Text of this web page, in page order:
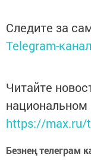
Следите за
Telegram-
Читайте
https://max.ru/
Безнең телеграм